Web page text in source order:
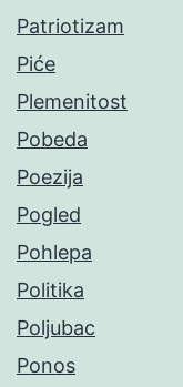
Patriotizam
Piće
Plemenitost
Pobeda
Poezija
Pogled
Pohlepa
Politika
Poljubac
Ponos